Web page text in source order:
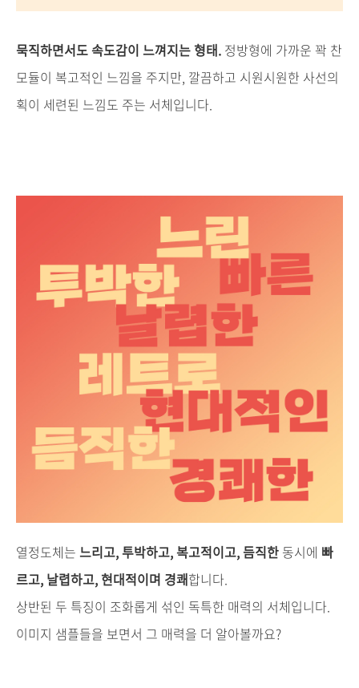
묵직하면서도 속도감이 느껴지는 형태. 정방형에 가까운 꽉 찬
모듈이 복고적인 느낌을 주지만, 깔끔하고 시원시원한 사선의
획이 세련된 느낌도 주는 서체입니다.
열정도체는 느리고, 투박하고, 복고적이고, 듬직한 동시에 빠
르고, 날렵하고, 현대적이며 경쾌합니다.
상반된 두 특징이 조화롭게 섞인 독특한 매력의 서체입니다.
이미지 샘플들을 보면서 그 매력을 더 알아볼까요?